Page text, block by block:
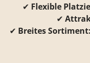
✔ Flexible
✔
✔ Breites